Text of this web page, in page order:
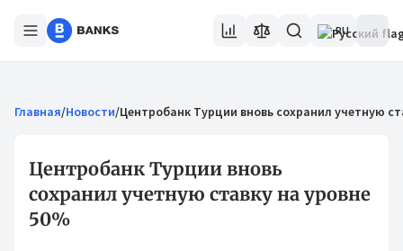
RU
Главная/Новости/Центробанк Турции вновь сохранил учетную
Центробанк Турции вновь
сохранил учетную ставку на уровне
50%